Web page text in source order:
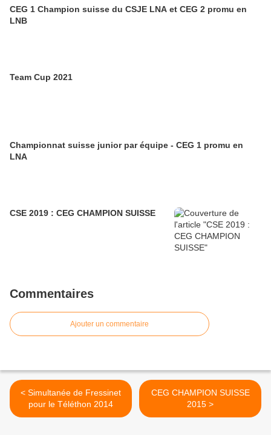
CEG 1 Champion suisse du CSJE LNA et CEG 2 promu en
LNB
Team Cup 2021
Championnat suisse junior par équipe - CEG 1 promu en
LNA
CSE 2019 : CEG CHAMPION SUISSE
Commentaires
Ajouter un commentaire
< Simultanée de Fressinet
pour le Téléthon 2014
CEG CHAMPION SUISSE
2015 >